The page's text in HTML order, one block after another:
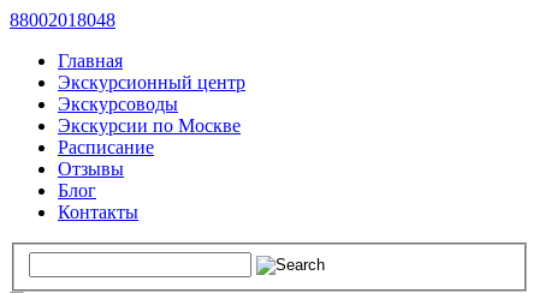
88002018048
Главная
Экскурсионный центр
Экскурсоводы
Экскурсии по Москве
Расписание
Отзывы
Блог
Контакты